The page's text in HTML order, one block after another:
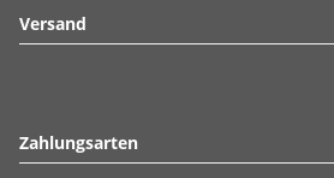
Versand
Zahlungsarten